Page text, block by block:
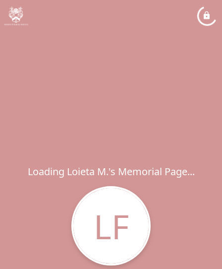
Loading Loieta M.'s Memorial Page...
LF